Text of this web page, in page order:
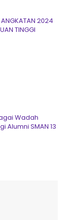
ANGKATAN 2024
TINGGI
Wadah
Alumni SMAN 13